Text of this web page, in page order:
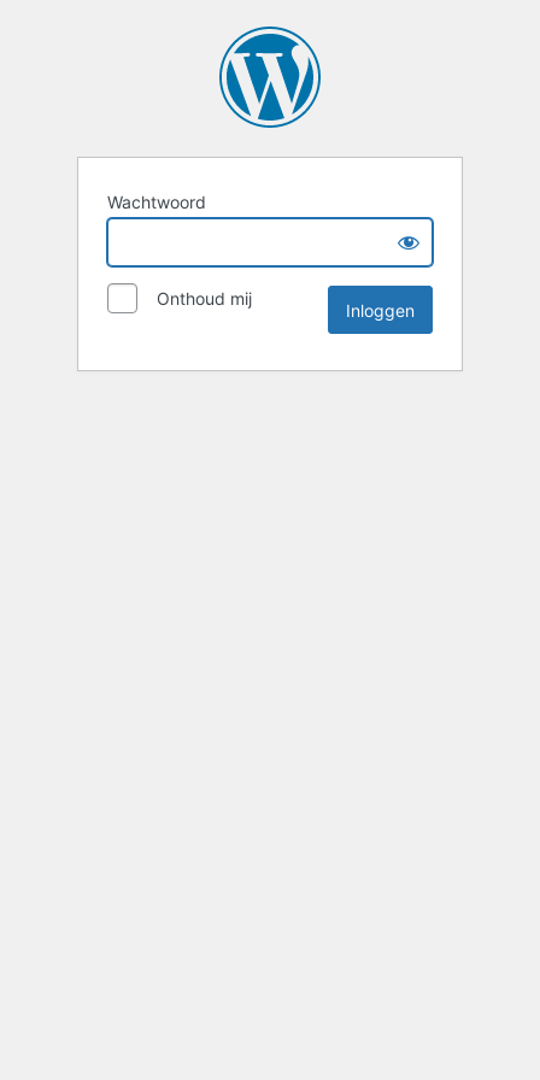
Wachtwoord
Onthoud mij